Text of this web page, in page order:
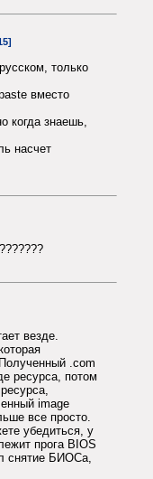
только
вместо
когда знаешь,
насчет
везде.
.com
ресурса, потом
image
все просто.
убедиться, у
прога BIOS
снятие БИОСа,